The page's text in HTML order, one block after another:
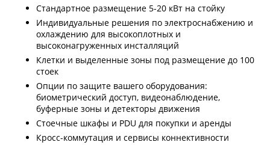
Стандартное размещение 5-20 кВт на стойку
Индивидуальные решения по электроснабжению и
охлаждению для высокоплотных и
высоконагруженных инсталляций
Клетки и выделенные зоны под размещение до 100
стоек
Опции по защите вашего оборудования:
биометрический доступ, видеонаблюдение,
буферные зоны и детекторы движения
Стоечные шкафы и PDU для покупки и аренды
Кросс-коммутация и сервисы коннективности